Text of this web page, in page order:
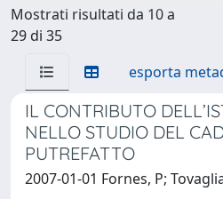
Mostrati risultati da 10 a
29 di 35
esporta
IL CONTRIBUTO
NELLO STUDIO DEL
PUTREFATTO
2007-01-01 Fornes, P;